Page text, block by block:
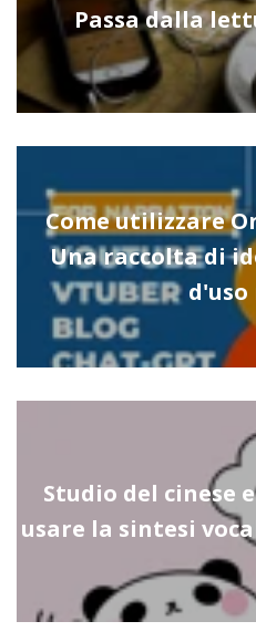
Passa dalla
Come utilizzare
Una raccolta di
Studio del cinese
usare la sintesi